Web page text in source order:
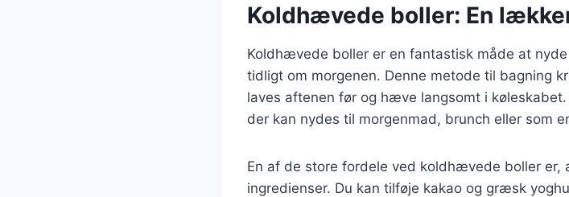
Koldhævede boller: En
Koldhævede boller er en fantastisk måde at
tidligt om morgenen. Denne metode til bagning
laves aftenen før og hæve langsomt i
der kan nydes til morgenmad, brunch eller som
En af de store fordele ved koldhævede boller er,
ingredienser. Du kan tilføje kakao og græsk